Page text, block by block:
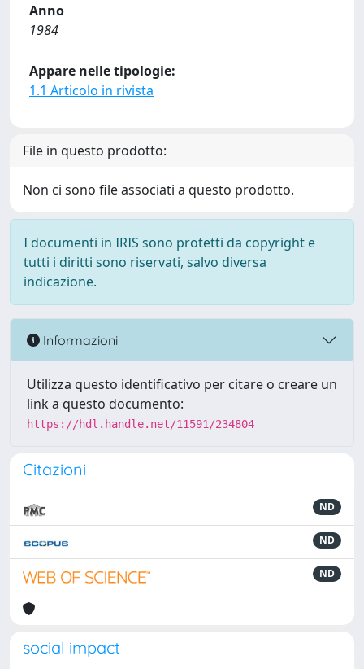
Anno
1984
Appare nelle tipologie:
1.1 Articolo in rivista
File in questo prodotto:
Non ci sono file associati a questo prodotto.
I documenti in IRIS sono protetti da copyright e
tutti i diritti sono riservati, salvo diversa
indicazione.
Informazioni
Utilizza questo identificativo per citare o creare un
link a questo documento:
https://hdl.handle.net/11591/234804
Citazioni
ND
ND
ND
social impact